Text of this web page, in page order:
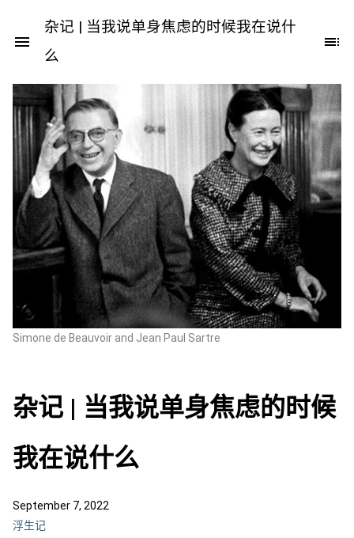
杂记 | 当我说单身焦虑的时候我在说什
么
Simone de Beauvoir and Jean Paul Sartre
杂记 | 当我说单身焦虑的时候
我在说什么
September 7, 2022
浮生记